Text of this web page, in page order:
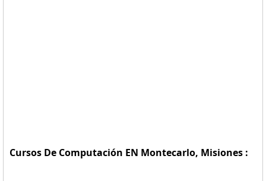
Cursos De Computación EN Montecarlo, Misiones :